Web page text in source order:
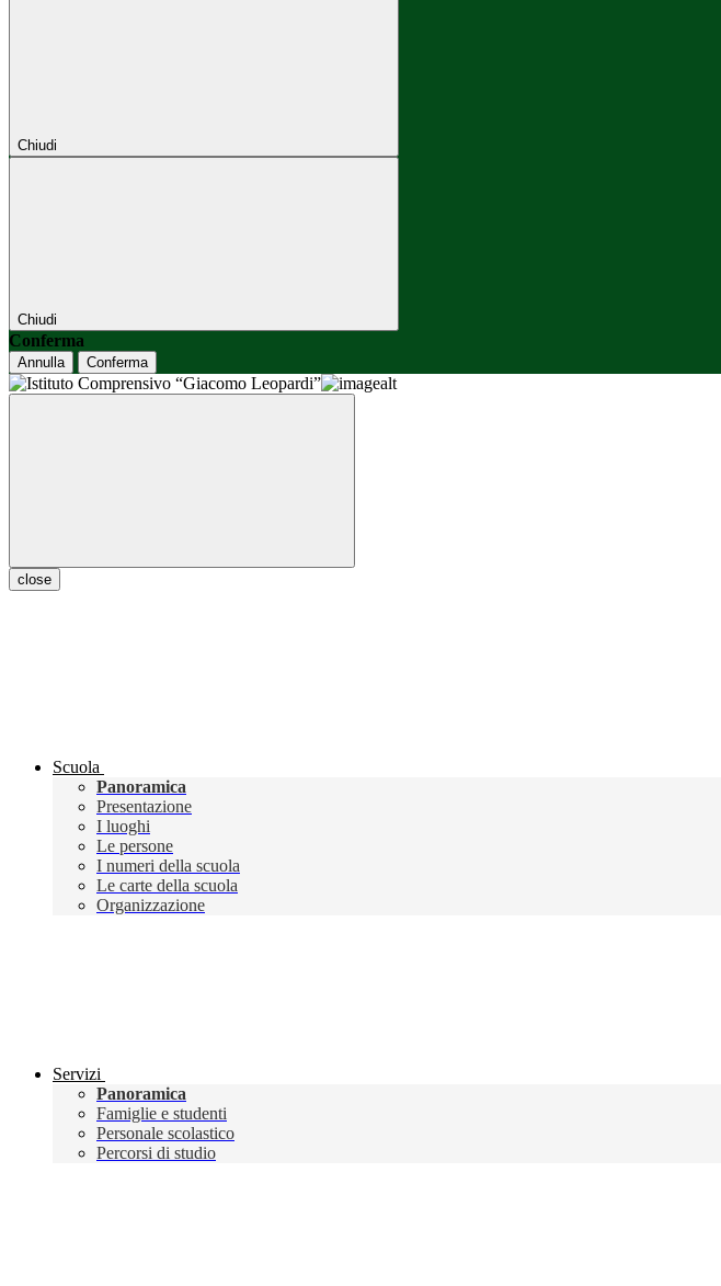
Chiudi
Chiudi
Conferma
Annulla Conferma
close
Scuola
Panoramica
Presentazione
I luoghi
Le persone
I numeri della scuola
Le carte della scuola
Organizzazione
Servizi
Panoramica
Famiglie e studenti
Personale scolastico
Percorsi di studio